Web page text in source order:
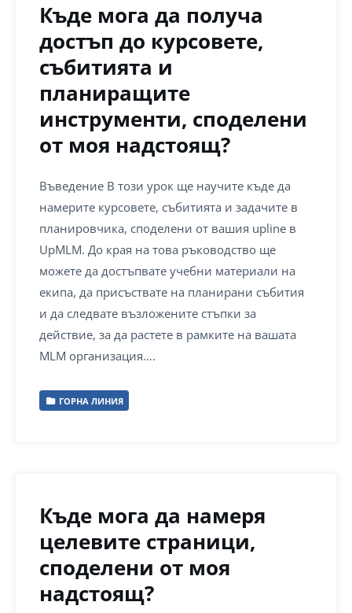
Къде мога да получа
достъп до курсовете,
събитията и
планиращите
инструменти, споделени
от моя надстоящ?
Въведение В този урок ще научите къде да
намерите курсовете, събитията и задачите в
планировчика, споделени от вашия upline в
UpMLM. До края на това ръководство ще
можете да достъпвате учебни материали на
екипа, да присъствате на планирани събития
и да следвате възложените стъпки за
действие, за да растете в рамките на вашата
MLM организация….
ГОРНА ЛИНИЯ
Къде мога да намеря
целевите страници,
споделени от моя
надстоящ?